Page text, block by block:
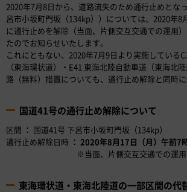
2020年7月8日から、道路流失のため通行止めとな
呂市小坂町門坂（134kp））については、2020年8
に通行止めを解除（当面、片側交互交通での運用
たのでお知らせいたします。
これにともない、2020年7月9日より実施している
（東海環状道）・E41 東海北陸自動車道（東海北
路（無料）措置についても、通行止め解除と同時に
国道41号の通行止め解除について
区間 ： 国道41号 下呂市小坂町門坂（134kp）
通行止め解除日時 ： 2020年8月17日（月）午前7
※当面、片側交互交通での運用
東海環状道・東海北陸道の一部区間の代